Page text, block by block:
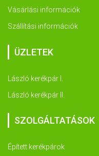
Vásárlási információk
Szállítási információk
ÜZLETEK
László kerékpár I.
László kerékpár II.
SZOLGÁLTATÁSOK
Épített kerékpárok